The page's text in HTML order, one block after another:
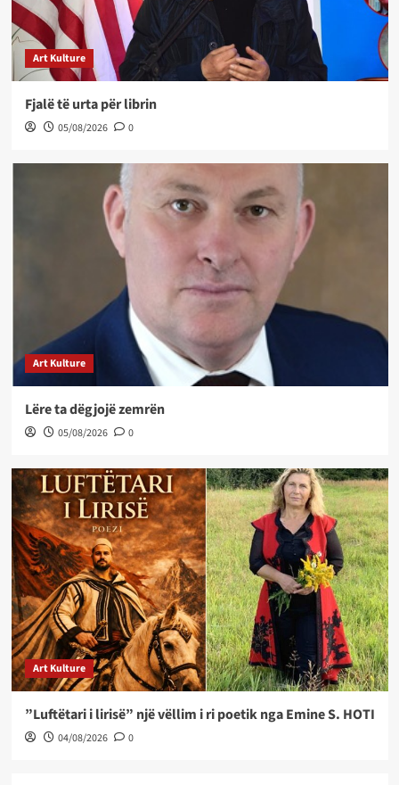
Art Kulture
Fjalë të urta për librin
05/08/2026 0
Art Kulture
Lëre ta dëgjojë zemrën
05/08/2026 0
Art Kulture
”Luftëtari i lirisë” një vëllim i ri poetik nga Emine S. HOTI
04/08/2026 0